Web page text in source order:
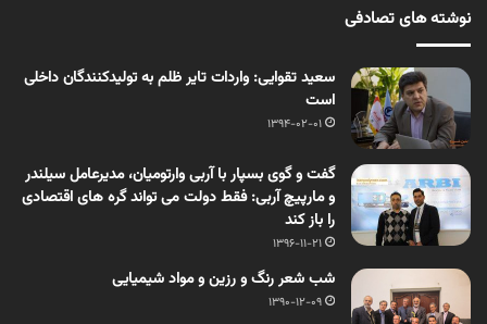
نوشته های تصادفی
سعید تقوایی: واردات تایر ظلم به تولیدکنندگان داخلی
است
1394-02-01
گفت و گوی بسپار با آربی وارتومیان، مدیرعامل سیلندر
و مارپیچ آربی: فقط دولت می­ تواند گره ­های اقتصادی
را باز کند
1396-11-21
شب شعر رنگ و رزین و مواد شیمیایی
1390-12-09